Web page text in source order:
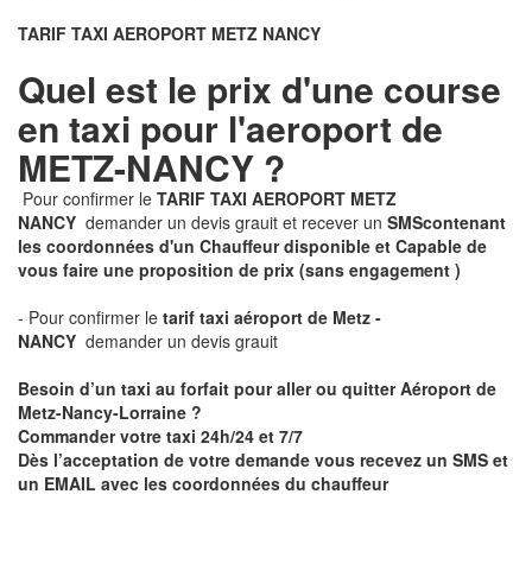
TARIF TAXI AEROPORT METZ NANCY
Quel est le prix d'une course
en taxi pour l'aeroport de
METZ-NANCY ?
Pour confirmer le TARIF TAXI AEROPORT METZ
NANCY demander un devis grauit et recever un SMScontenant
les coordonnées d'un Chauffeur disponible et Capable de
vous faire une proposition de prix (sans engagement )
- Pour confirmer le tarif taxi aéroport de Metz -
NANCY demander un devis grauit
Besoin d’un taxi au forfait pour aller ou quitter Aéroport de
Metz-Nancy-Lorraine ?
Commander votre taxi 24h/24 et 7/7
Dès l’acceptation de votre demande vous recevez un SMS et
un EMAIL avec les coordonnées du chauffeur